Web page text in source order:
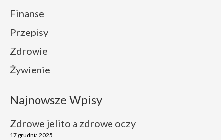
Finanse
Przepisy
Zdrowie
Żywienie
Najnowsze Wpisy
Zdrowe jelito a zdrowe oczy
17 grudnia 2025